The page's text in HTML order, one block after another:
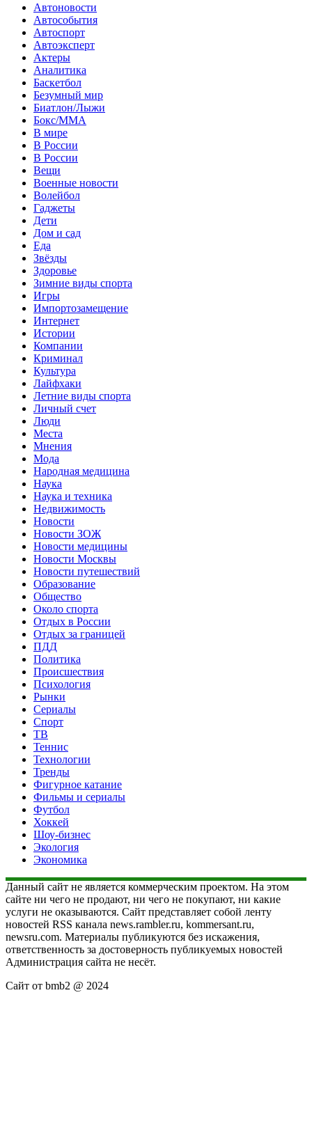
Автоновости
Автособытия
Автоспорт
Автоэксперт
Актеры
Аналитика
Баскетбол
Безумный мир
Биатлон/Лыжи
Бокс/MMA
В мире
В России
В России
Вещи
Военные новости
Волейбол
Гаджеты
Дети
Дом и сад
Еда
Звёзды
Здоровье
Зимние виды спорта
Игры
Импортозамещение
Интернет
Истории
Компании
Криминал
Культура
Лайфхаки
Летние виды спорта
Личный счет
Люди
Места
Мнения
Мода
Народная медицина
Наука
Наука и техника
Недвижимость
Новости
Новости ЗОЖ
Новости медицины
Новости Москвы
Новости путешествий
Образование
Общество
Около спорта
Отдых в России
Отдых за границей
ПДД
Политика
Происшествия
Психология
Рынки
Сериалы
Спорт
ТВ
Теннис
Технологии
Тренды
Фигурное катание
Фильмы и сериалы
Футбол
Хоккей
Шоу-бизнес
Экология
Экономика
Данный сайт не является коммерческим проектом. На этом
сайте ни чего не продают, ни чего не покупают, ни какие
услуги не оказываются. Сайт представляет собой ленту
новостей RSS канала news.rambler.ru, kommersant.ru,
newsru.com. Материалы публикуются без искажения,
ответственность за достоверность публикуемых новостей
Администрация сайта не несёт.
Сайт от bmb2 @ 2024